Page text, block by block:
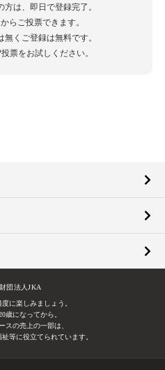
は、即日で登録完了。
らご投票できます。
くご登録は無料です。
票をお試しください。
団法人JKA
に楽しみましょう。
歳になってから。
スの売上の一部は、
等に役立てられています。